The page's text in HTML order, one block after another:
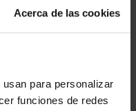
Acerca de las cookies
para personalizar
funciones de redes
CGI Digital Content